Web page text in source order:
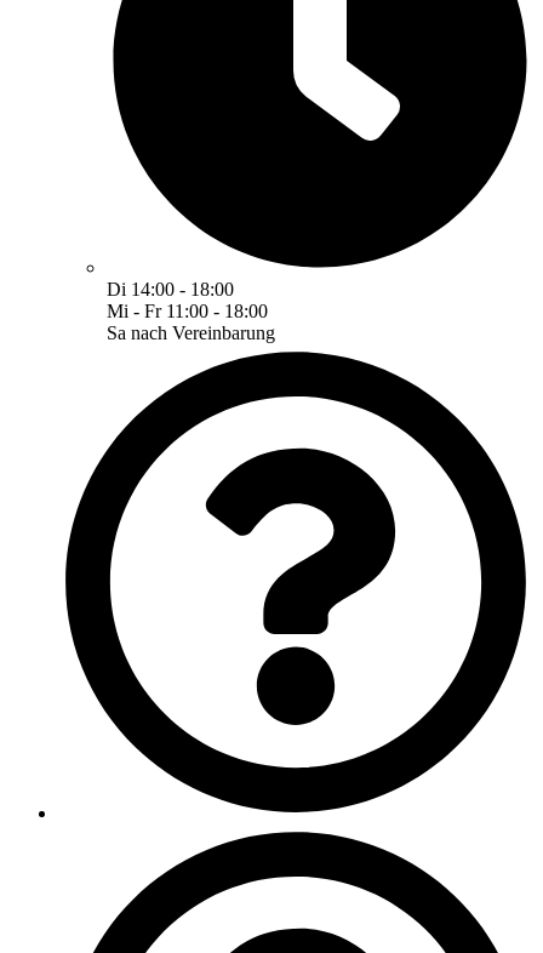
Di 14:00 - 18:00
Mi - Fr 11:00 - 18:00
Sa nach Vereinbarung